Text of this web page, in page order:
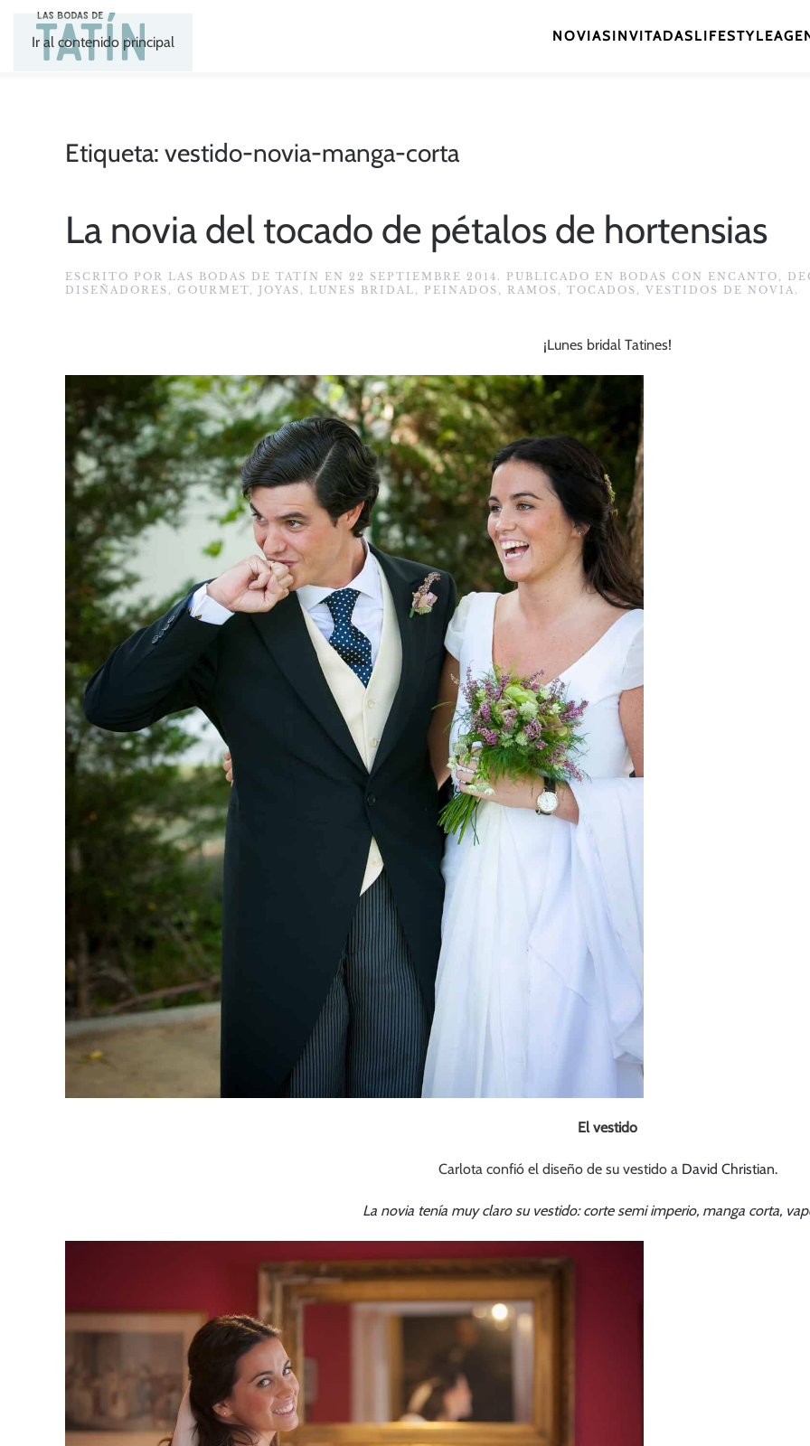
Ir al contenido principal NOVIASINVITADASLIFESTYLE
Etiqueta: vestido-novia-manga-corta
La novia del tocado de pétalos de hortensias
ESCRITO POR LAS BODAS DE TATÍN EN 22 SEPTIEMBRE 2014 . PUBLICADO EN BODAS CON ENCANTO ,
DISEÑADORES , GOURMET, JOYAS , LUNES BRIDAL , PEINADOS , RAMOS , TOCADOS , VESTIDOS DE NOVIA .
¡Lunes bridal Tatines!
El vestido
Carlota confió el diseño de su vestido aDavid Christian.
La novia tenía muy claro su vestido: corte semi imperio, manga corta,